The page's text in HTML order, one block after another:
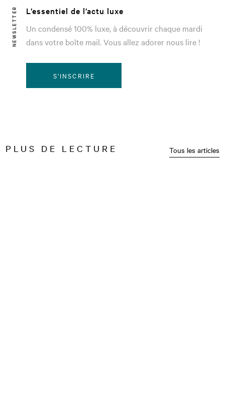
NEWSLETTER
L’essentiel de l’actu luxe
Un condensé 100% luxe, à découvrir chaque mardi
dans votre boîte mail. Vous allez adorer nous lire !
S'INSCRIRE
PLUS DE LECTURE Tous les articles